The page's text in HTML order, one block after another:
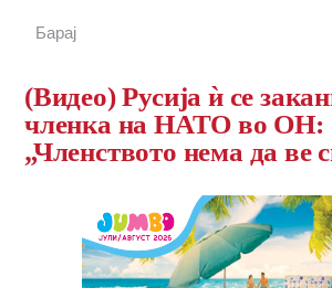
(Видео) Русија ѝ се
членка на НАТО во ОН:
„Членството нема да ве